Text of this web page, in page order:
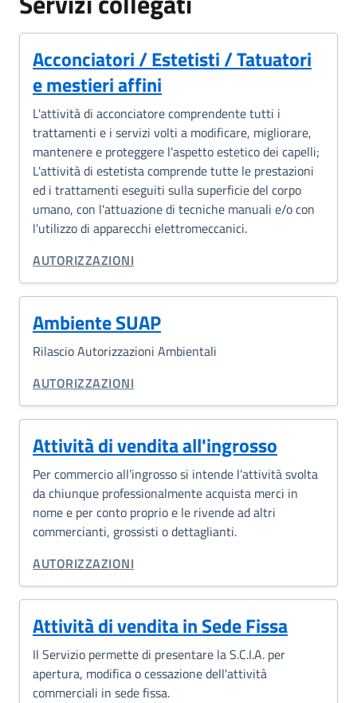
Acconciatori / Estetisti / Tatuatori
e mestieri affini
L'attività di acconciatore comprendente tutti i
trattamenti e i servizi volti a modificare, migliorare,
mantenere e proteggere l’aspetto estetico dei capelli;
L'attività di estetista comprende tutte le prestazioni
ed i trattamenti eseguiti sulla superficie del corpo
umano, con l'attuazione di tecniche manuali e/o con
l'utilizzo di apparecchi elettromeccanici.
CATEGORIA CORRELATA:
AUTORIZZAZIONI
Ambiente SUAP
Rilascio Autorizzazioni Ambientali
CATEGORIA CORRELATA:
AUTORIZZAZIONI
Attività di vendita all'ingrosso
Per commercio all’ingrosso si intende l’attività svolta
da chiunque professionalmente acquista merci in
nome e per conto proprio e le rivende ad altri
commercianti, grossisti o dettaglianti.
CATEGORIA CORRELATA:
AUTORIZZAZIONI
Attività di vendita in Sede Fissa
Il Servizio permette di presentare la S.C.I.A. per
apertura, modifica o cessazione dell'attività
commerciali in sede fissa.